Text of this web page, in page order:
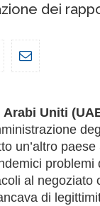
dei
Arabi Uniti
un’altro
problemi
al negoziato
di